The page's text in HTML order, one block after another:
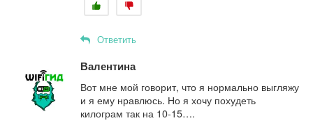
Ответить
Валентина
Вот мне мой говорит, что я нормально выгляжу
и я ему нравлюсь. Но я хочу похудеть
килограм так на 10-15….